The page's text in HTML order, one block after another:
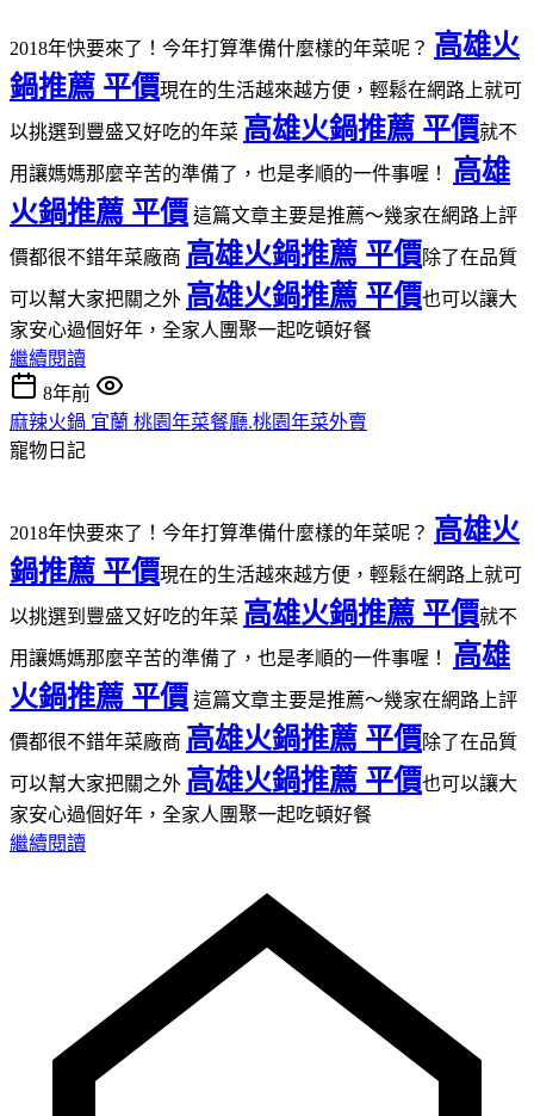
2018年快要來了！今年打算準備什麼樣的年菜呢？ 高雄火
鍋推薦 平價現在的生活越來越方便，輕鬆在網路上就可
以挑選到豐盛又好吃的年菜 高雄火鍋推薦 平價就不
用讓媽媽那麼辛苦的準備了，也是孝順的一件事喔！ 高雄
火鍋推薦 平價 這篇文章主要是推薦～幾家在網路上評
價都很不錯年菜廠商 高雄火鍋推薦 平價除了在品質
可以幫大家把關之外 高雄火鍋推薦 平價也可以讓大
家安心過個好年，全家人團聚一起吃頓好餐
繼續閱讀
8年前
麻辣火鍋 宜蘭 桃園年菜餐廳.桃園年菜外賣
寵物日記
2018年快要來了！今年打算準備什麼樣的年菜呢？ 高雄火
鍋推薦 平價現在的生活越來越方便，輕鬆在網路上就可
以挑選到豐盛又好吃的年菜 高雄火鍋推薦 平價就不
用讓媽媽那麼辛苦的準備了，也是孝順的一件事喔！ 高雄
火鍋推薦 平價 這篇文章主要是推薦～幾家在網路上評
價都很不錯年菜廠商 高雄火鍋推薦 平價除了在品質
可以幫大家把關之外 高雄火鍋推薦 平價也可以讓大
家安心過個好年，全家人團聚一起吃頓好餐
繼續閱讀